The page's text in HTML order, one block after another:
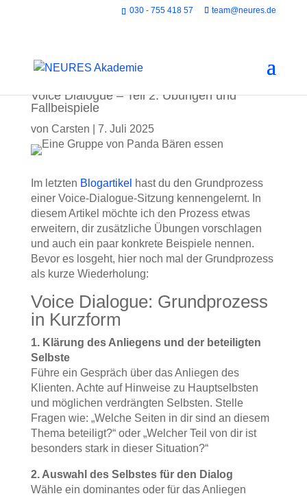
030 - 755 418 57 team@neures.de
Voice Dialogue – Teil 2: Übungen und
Fallbeispiele
von Carsten 7. Juli 2025
Im letzten Blogartikel hast du den Grundprozess
einer Voice-Dialogue-Sitzung kennengelernt. In
diesem Artikel möchte ich den Prozess etwas
erweitern, dir zusätzliche Übungen vorschlagen
und auch ein paar konkrete Beispiele nennen.
Bevor es losgeht, hier noch mal der Grundprozess
als kurze Wiederholung:
Voice Dialogue: Grundprozess
in Kurzform
1. Klärung des Anliegens und der beteiligten
Selbste
Führe ein Gespräch über das Anliegen des
Klienten. Achte auf Hinweise zu Hauptselbsten
und möglichen verdrängten Selbsten. Stelle
Fragen wie: „Welche Seiten in dir sind an diesem
Thema beteiligt?“ oder „Welcher Teil von dir ist
besonders stark in dieser Situation?“
2. Auswahl des Selbstes für den Dialog
Wähle ein dominantes oder für das Anliegen